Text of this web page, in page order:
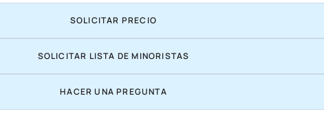
SOLICITAR PRECIO
SOLICITAR LISTA DE MINORISTAS
HACER UNA PREGUNTA